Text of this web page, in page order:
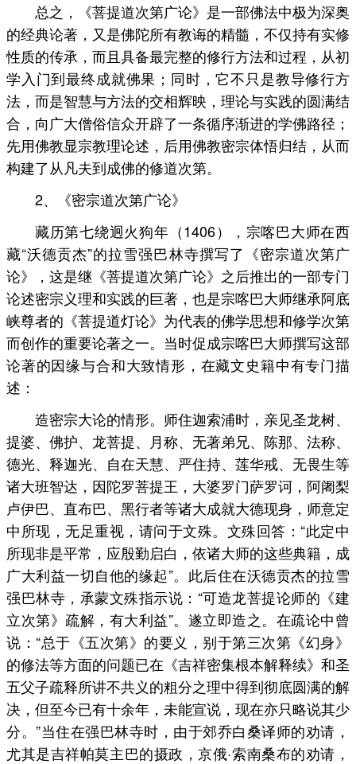
总之，《菩提道次第广论》是一部佛法中极为深奥
的经典论著，又是佛陀所有教诲的精髓，不仅持有实修
性质的传承，而且具备最完整的修行方法和过程，从初
学入门到最终成就佛果；同时，它不只是教导修行方
法，而是智慧与方法的交相辉映，理论与实践的圆满结
合，向广大僧俗信众开辟了一条循序渐进的学佛路径；
先用佛教显宗教理论述，后用佛教密宗体悟归结，从而
构建了从凡夫到成佛的修道次第。
2、《密宗道次第广论》
藏历第七绕迥火狗年（1406），宗喀巴大师在西
藏“沃德贡杰”的拉雪强巴林寺撰写了《密宗道次第广
论》，这是继《菩提道次第广论》之后推出的一部专门
论述密宗义理和实践的巨著，也是宗喀巴大师继承阿底
峡尊者的《菩提道灯论》为代表的佛学思想和修学次第
而创作的重要论著之一。当时促成宗喀巴大师撰写这部
论著的因缘与合和大致情形，在藏文史籍中有专门描
述：
造密宗大论的情形。师住迦索浦时，亲见圣龙树、
提婆、佛护、龙菩提、月称、无著弟兄、陈那、法称、
德光、释迦光、自在天慧、严住持、莲华戒、无畏生等
诸大班智达，因陀罗菩提王，大婆罗门萨罗诃，阿阇梨
卢伊巴、直布巴、黑行者等诸大成就大德现身，师意定
中所现，无足重视，请问于文殊。文殊回答：“此定中
所现非是平常，应殷勤启白，依诸大师的这些典籍，成
广大利益一切自他的缘起”。此后住在沃德贡杰的拉雪
强巴林寺，承蒙文殊指示说：“可造龙菩提论师的《建
立次第》疏解，有大利益”。遂立即造之。在疏论中曾
说：“总于《五次第》的要义，别于第三次第《幻身》
的修法等方面的问题已在《吉祥密集根本解释续》和圣
五父子疏释所讲不共义的粗分之理中得到彻底圆满的解
决，但至今已有十余年，未能宣说，现在亦只略说其少
分。”当住在强巴林寺时，由于郊乔白桑译师的劝请，
尤其是吉祥帕莫主巴的摄政，京俄·索南桑布的劝请，